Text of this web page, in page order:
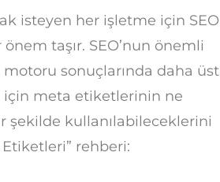
isteyen her işletme için SEO
taşır. SEO’nun önemli
sonuçlarında daha üst
için meta etiketlerinin ne
şekilde kullanılabileceklerini
rehberi: